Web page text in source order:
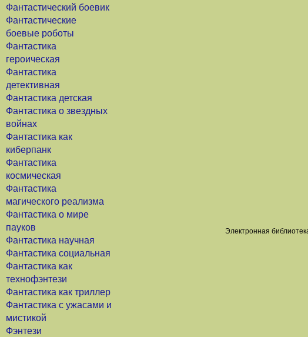
Фантастический боевик
Фантастические
боевые роботы
Фантастика
героическая
Фантастика
детективная
Фантастика детская
Фантастика о звездных
войнах
Фантастика как
киберпанк
Фантастика
космическая
Фантастика
магического реализма
Фантастика о мире
пауков
Фантастика научная
Фантастика социальная
Фантастика как
технофэнтези
Фантастика как триллер
Фантастика с ужасами и
мистикой
Фэнтези
Электронная